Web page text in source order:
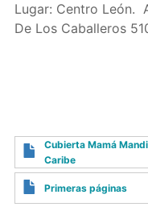
Lugar: Centro León.
De Los Caballeros
Cubierta Mamá
Caribe
Primeras páginas